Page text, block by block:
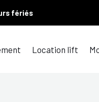
fériés
Location lift